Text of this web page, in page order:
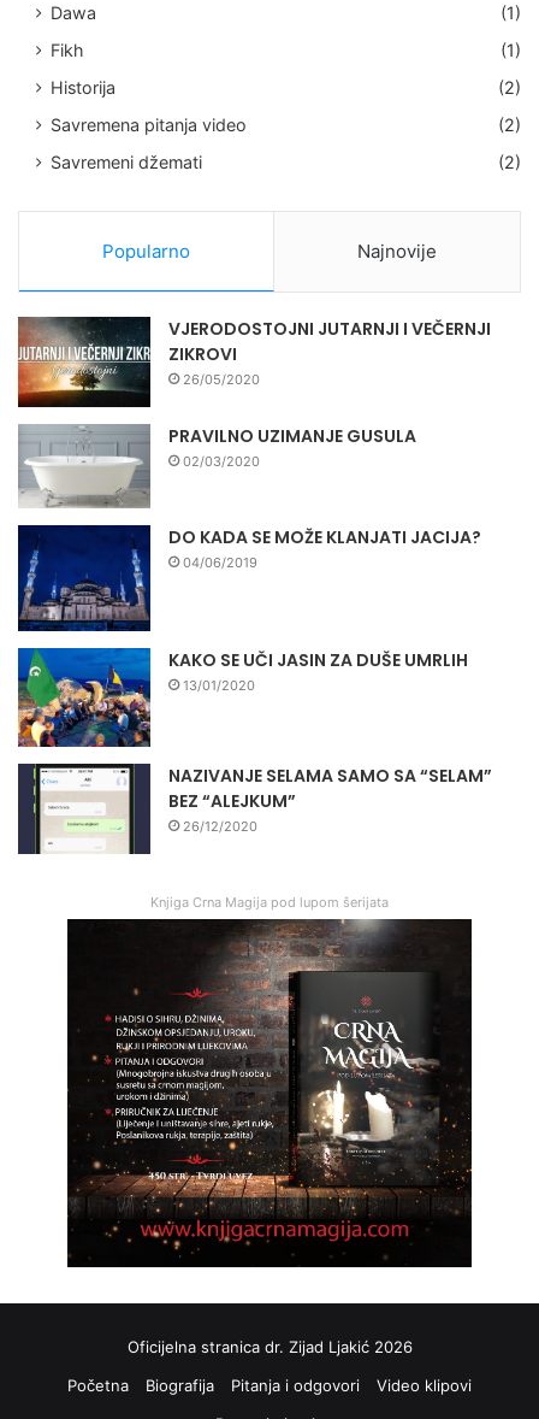
Dawa
(1)
Fikh
(1)
Historija
(2)
Savremena pitanja video
(2)
Savremeni džemati
(2)
Popularno Najnovije
VJERODOSTOJNI JUTARNJI I VEČERNJI
ZIKROVI
26/05/2020
PRAVILNO UZIMANJE GUSULA
02/03/2020
DO KADA SE MOŽE KLANJATI JACIJA?
04/06/2019
KAKO SE UČI JASIN ZA DUŠE UMRLIH
13/01/2020
NAZIVANJE SELAMA SAMO SA “SELAM”
BEZ “ALEJKUM”
26/12/2020
Knjiga Crna Magija pod lupom šerijata
Oficijelna stranica dr. Zijad Ljakić 2026
Početna
Biografija Pitanja i odgovori
Video klipovi